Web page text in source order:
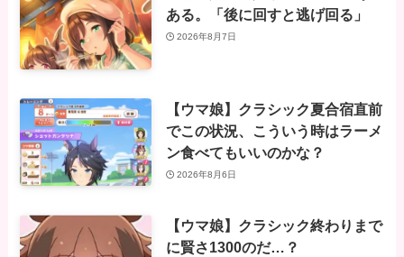
ある。「後に回すと逃げ回る」
2026年8月7日
【ウマ娘】クラシック夏合宿直前
でこの状況、こういう時はラーメ
ン食べてもいいのかな？
2026年8月6日
【ウマ娘】クラシック終わりまで
に賢さ1300のだ…？